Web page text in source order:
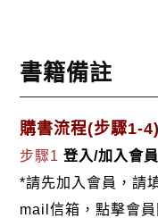
書籍備註
購書流程(步驟1-4)
步驟1登入/加入會員
*請先加入會員，請
mail信箱，點擊會